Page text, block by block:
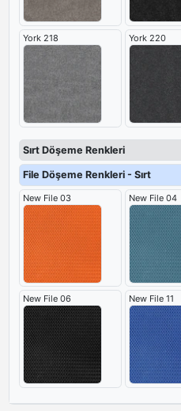
York 218 York 220
Sırt Döşeme Renkleri
File Döşeme Renkleri - Sırt
New File 03 New File 04
New File 06 New File 11